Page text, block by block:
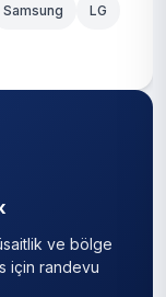
Samsung LG
ve bölge
için randevu